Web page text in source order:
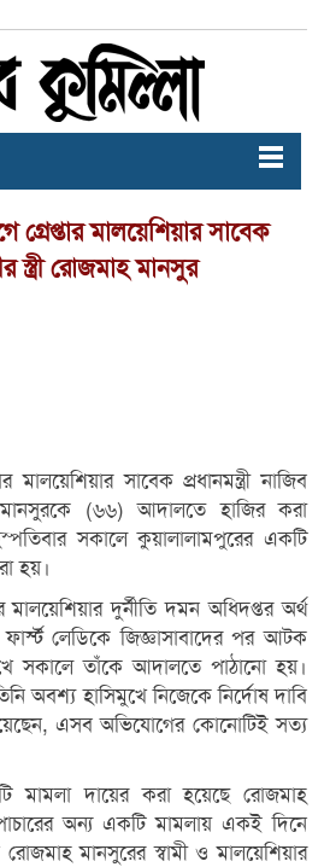
গ্রেপ্তার মালয়েশিয়ার সাবেক
স্ত্রী রোজমাহ মানসুর
মালয়েশিয়ার সাবেক প্রধানমন্ত্রী নাজিব
মানসুরকে (৬৬) আদালতে হাজির করা
সকালে কুয়ালালামপুরের একটি
হয়।
দুর্নীতি দমন অধিদপ্তর অর্থ
লেডিকে জিজ্ঞাসাবাদের পর আটক
সকালে তাঁকে আদালতে পাঠানো হয়।
অবশ্য হাসিমুখে নিজেকে নির্দোষ দাবি
এসব অভিযোগের কোনোটিই সত্য
মামলা দায়ের করা হয়েছে রোজমাহ
অন্য একটি মামলায় একই দিনে
মানসুরের স্বামী ও মালয়েশিয়ার